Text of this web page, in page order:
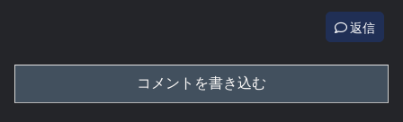
返信
コメントを書き込む